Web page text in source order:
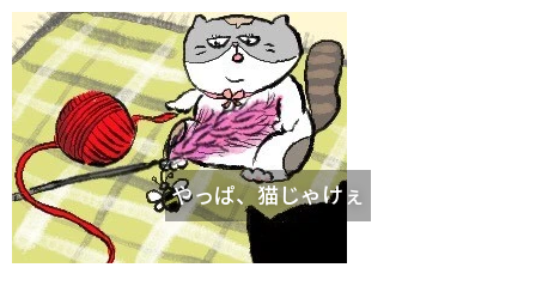
やっぱ、猫じゃけぇ